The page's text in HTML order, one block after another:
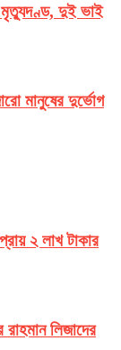
মৃত্যুদণ্ড, দুই ভাই
মানুষের দুর্ভোগ
২ লাখ টাকার
লিজাদের